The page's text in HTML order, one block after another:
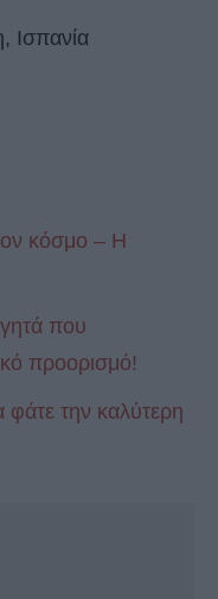
Ισπανία
κόσμο – Η
που
προορισμό!
την καλύτερη